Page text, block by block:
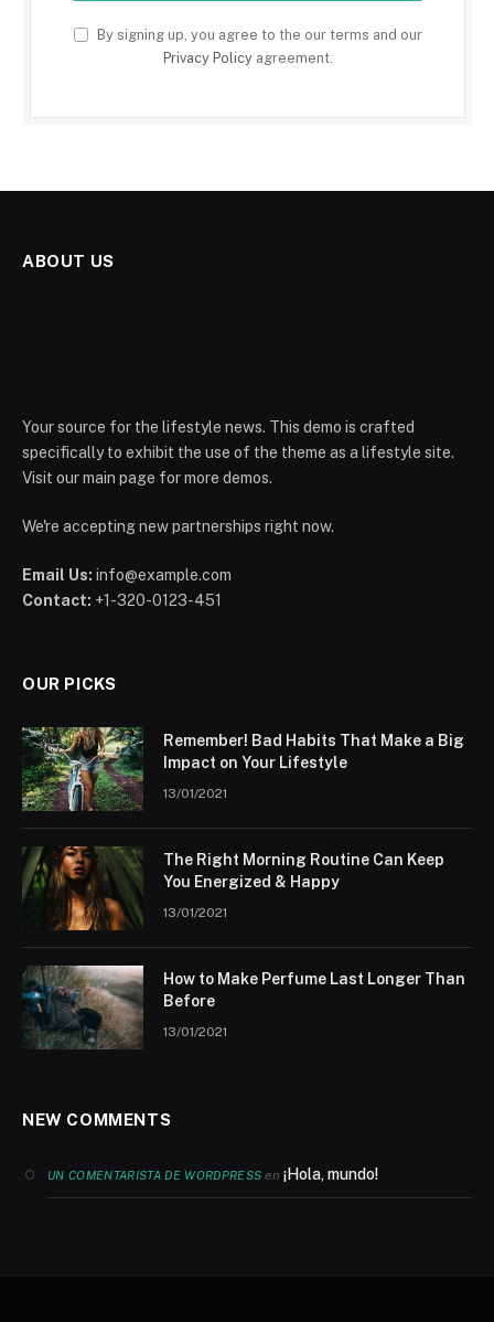
By signing up, you agree to the our terms and our
Privacy Policyagreement.
ABOUT US
Your source for the lifestyle news. This demo is crafted
specifically to exhibit the use of the theme as a lifestyle site.
Visit our main page for more demos.
We're accepting new partnerships right now.
Email Us: info@example.com
Contact: +1-320-0123-451
OUR PICKS
Remember! Bad Habits That Make a Big
Impact on Your Lifestyle
13/01/2021
The Right Morning Routine Can Keep
You Energized & Happy
13/01/2021
How to Make Perfume Last Longer Than
Before
13/01/2021
NEW COMMENTS
UN COMENTARISTA DE WORDPRESS en¡Hola, mundo!